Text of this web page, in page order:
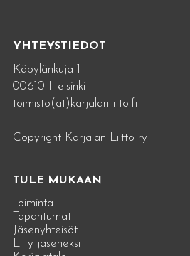
YHTEYSTIEDOT
Käpylänkuja 1
00610 Helsinki
toimisto(at)karjalanliitto.fi
Copyright Karjalan Liitto ry
TULE MUKAAN
Toiminta
Tapahtumat
Jäsenyhteisöt
Liity jäseneksi